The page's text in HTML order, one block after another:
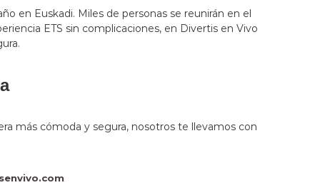
en Euskadi. Miles de personas se reunirán en el
ETS sin complicaciones, en Divertis en Vivo
más cómoda y segura, nosotros te llevamos con